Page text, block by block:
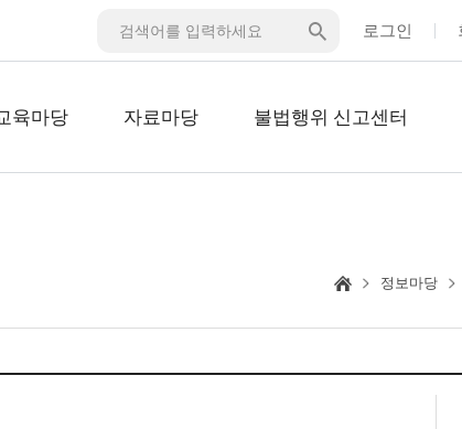
로그인
육마당 자료마당 불법행위 신고센터
정보마당